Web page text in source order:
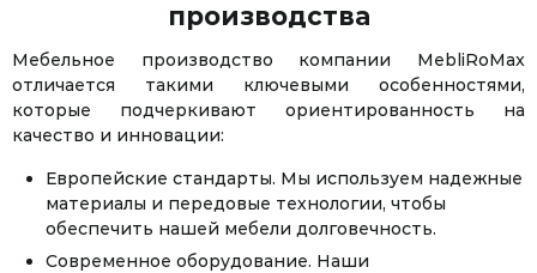
производства
Мебельное производство компании MebliRoMax
отличается такими ключевыми особенностями,
которые подчеркивают ориентированность на
качество и инновации:
Европейские стандарты. Мы используем надежные
материалы и передовые технологии, чтобы
обеспечить нашей мебели долговечность.
Современное оборудование. Наши